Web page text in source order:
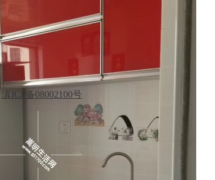
滇ICP备08002100号